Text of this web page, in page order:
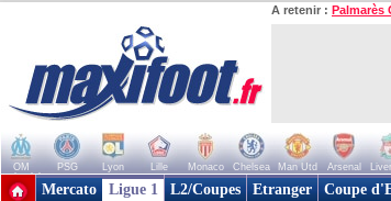
A retenir : Palmarès
OM PSG Lyon Lille Monaco Chelsea Man Utd Arsenal
+ de clubs
Mercato Ligue 1 L2/Coupes Etranger Coupe